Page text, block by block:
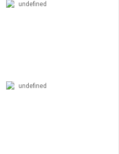
undefined
undefined